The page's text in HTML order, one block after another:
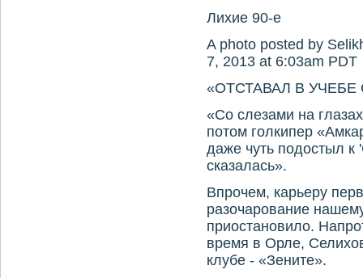
Лихие 90-е
A photo posted by
7, 2013 at 6:03am PDT
«ОТСТАВАЛ В
«Со слезами на
потом голкипер
даже чуть подостыл к
сказалась».
Впрочем, карьеру
разочарование
приостановило.
время в Орле,
клубе - «Зените».